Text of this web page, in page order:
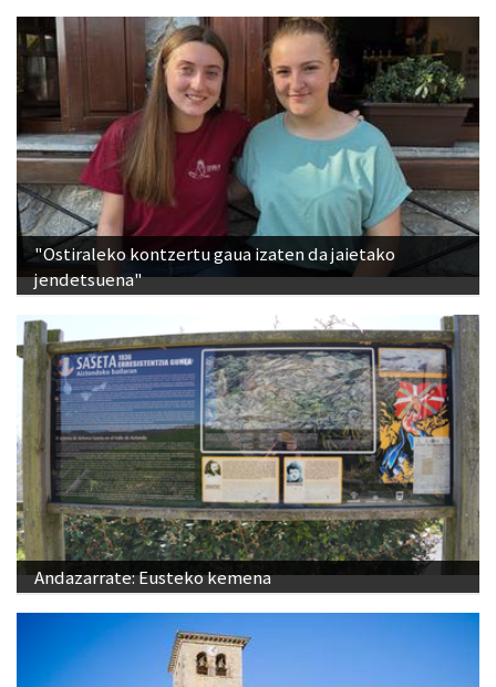
"Ostiraleko kontzertu gaua izaten da jaietako
jendetsuena"
Andazarrate: Eusteko kemena